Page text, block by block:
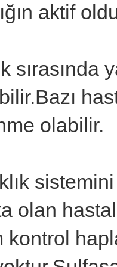
aktif
sırasında
olabilir.
olan
kontrol